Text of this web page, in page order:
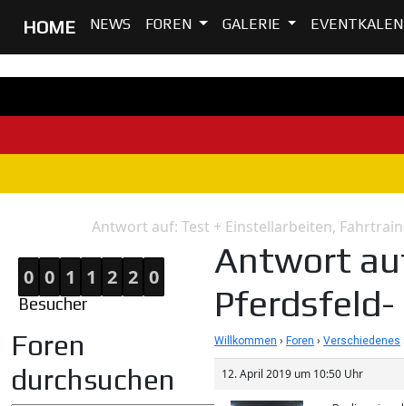
HOME NEWS FOREN GALERIE
Antwort auf: Test + Einstellarbeiten,
0 0 1 1 2 2 0
Besucher
Foren
durchsuchen
Antwort
Pferdsfeld-
Willkommen › Foren › Verschiedenes
12. April 2019 um 10:50 Uhr